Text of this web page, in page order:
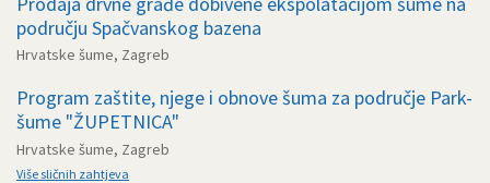
području Spačvanskog bazena
Hrvatske šume, Zagreb
Program zaštite, njege i obnove šuma za područje Park-
šume "ŽUPETNICA"
Hrvatske šume, Zagreb
Više sličnih zahtjeva